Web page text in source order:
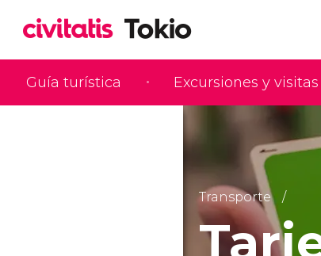
Guía turística Excursiones y
Transporte